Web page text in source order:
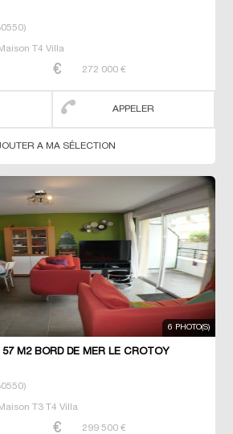
)
T4 Villa
272 000 €
APPELER
A MA SÉLECTION
6 PHOTO(S)
M2 BORD DE MER LE CROTOY
)
T3 T4 Villa
299 500 €